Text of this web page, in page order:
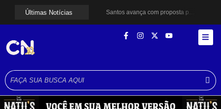
Últimas Notícias
Santos avança com proposta para municipalizar manutenção das calçadas
Cubatão inicia campanha de multivacinação para crianças e adolescentes
Lagoa do Quarentenário ganha nova estrutura e se torna referência para futuros parques em São Vicente
Idosa morre após sofrer mal súbito ao entrar no mar em Santos